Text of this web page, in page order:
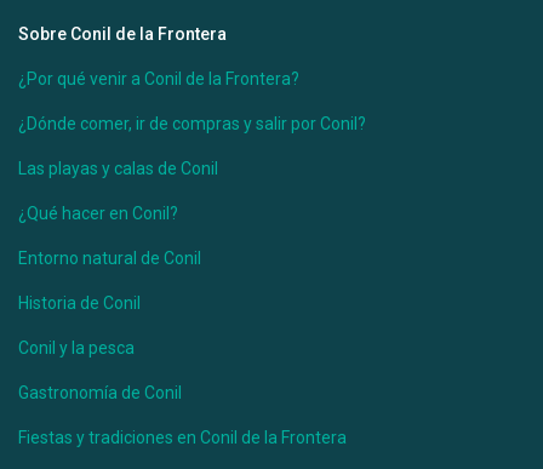
Sobre Conil de la Frontera
¿Por qué venir a Conil de la Frontera?
¿Dónde comer, ir de compras y salir por Conil?
Las playas y calas de Conil
¿Qué hacer en Conil?
Entorno natural de Conil
Historia de Conil
Conil y la pesca
Gastronomía de Conil
Fiestas y tradiciones en Conil de la Frontera